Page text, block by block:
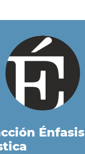
Énfasis